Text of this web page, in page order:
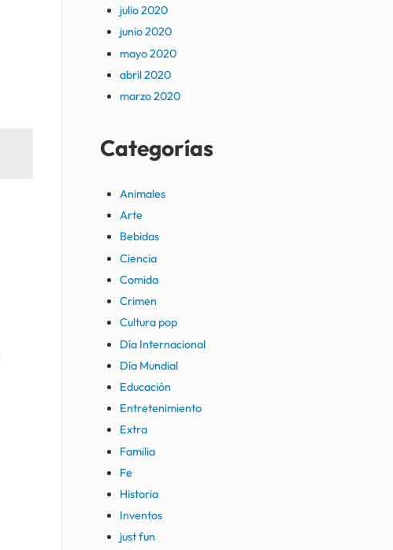
julio 2020
junio 2020
mayo 2020
abril 2020
marzo 2020
Categorías
Animales
Arte
Bebidas
Ciencia
Comida
Crimen
Cultura pop
Día Internacional
Día Mundial
Educación
Entretenimiento
Extra
Familia
Fe
Historia
Inventos
just fun